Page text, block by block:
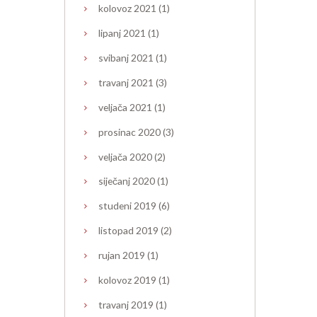
kolovoz 2021 (1)
lipanj 2021 (1)
svibanj 2021 (1)
travanj 2021 (3)
veljača 2021 (1)
prosinac 2020(3)
veljača 2020(2)
siječanj2020(1)
studeni 2019 (6)
listopad 2019 (2)
rujan 2019 (1)
kolovoz 2019 (1)
travanj 2019 (1)